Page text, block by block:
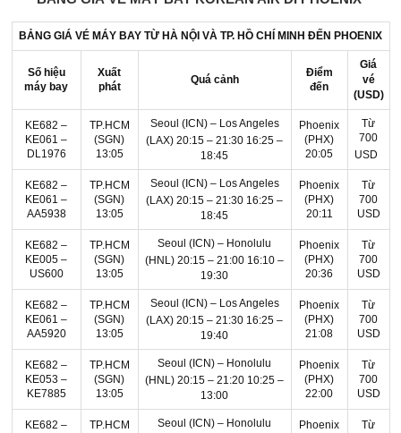
BẢNG GIÁ VÉ MÁY BAY TỪ HÀ NỘI VÀ TP. HỒ CHÍ MINH ĐẾN PHOENIX
Số hiệu
máy bay
Xuất
phát
Quá cảnh
Điểm
đến
Giá
vé
(USD)
KE682 –
KE061 –
DL1976
TP.HCM
(SGN)
13:05
Seoul (ICN) – Los Angeles
(LAX) 20:15 – 21:30 16:25 –
18:45
Phoenix
(PHX)
20:05
Từ
700
USD
KE682 –
KE061 –
AA5938
TP.HCM
(SGN)
13:05
Seoul (ICN) – Los Angeles
(LAX) 20:15 – 21:30 16:25 –
18:45
Phoenix
(PHX)
20:11
Từ
700
USD
KE682 –
KE005 –
US600
TP.HCM
(SGN)
13:05
Seoul (ICN) – Honolulu
(HNL) 20:15 – 21:00 16:10 –
19:30
Phoenix
(PHX)
20:36
Từ
700
USD
KE682 –
KE061 –
AA5920
TP.HCM
(SGN)
13:05
Seoul (ICN) – Los Angeles
(LAX) 20:15 – 21:30 16:25 –
19:40
Phoenix
(PHX)
21:08
Từ
700
USD
KE682 –
KE053 –
KE7885
TP.HCM
(SGN)
13:05
Seoul (ICN) – Honolulu
(HNL) 20:15 – 21:20 10:25 –
13:00
Phoenix
(PHX)
22:00
Từ
700
USD
KE682 –
TP.HCM
Seoul (ICN) – Honolulu
Phoenix
Từ